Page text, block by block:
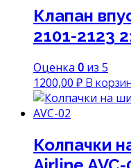
Клапан
2101-2123
Оценка 0 из 5
1200,00 ₽ В
Колпачки